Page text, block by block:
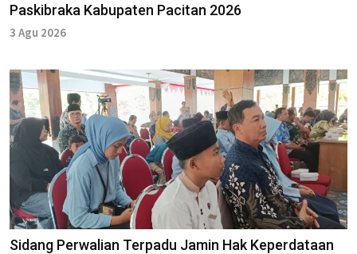
Paskibraka Kabupaten Pacitan 2026
3 Agu 2026
Sidang Perwalian Terpadu Jamin Hak Keperdataan